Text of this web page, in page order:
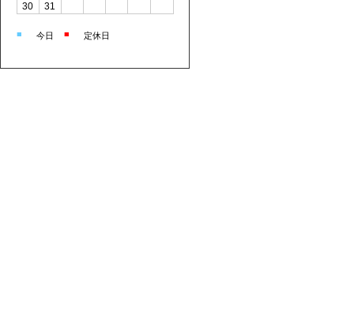
30
31
■ 今日 ■ 定休日